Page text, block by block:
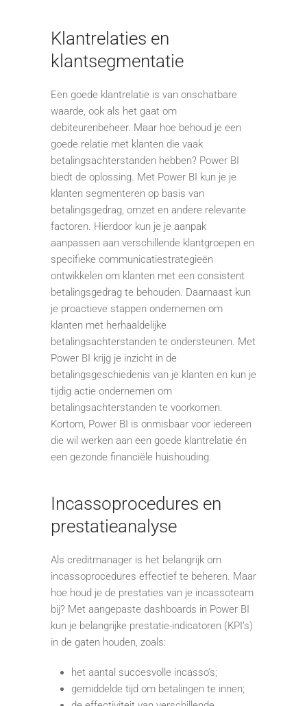
Klantrelaties en
klantsegmentatie
Een goede klantrelatie is van onschatbare
waarde, ook als het gaat om
debiteurenbeheer. Maar hoe behoud je een
goede relatie met klanten die vaak
betalingsachterstanden hebben? Power BI
biedt de oplossing. Met Power BI kun je je
klanten segmenteren op basis van
betalingsgedrag, omzet en andere relevante
factoren. Hierdoor kun je je aanpak
aanpassen aan verschillende klantgroepen en
specifieke communicatiestrategieën
ontwikkelen om klanten met een consistent
betalingsgedrag te behouden. Daarnaast kun
je proactieve stappen ondernemen om
klanten met herhaaldelijke
betalingsachterstanden te ondersteunen. Met
Power BI krijg je inzicht in de
betalingsgeschiedenis van je klanten en kun je
tijdig actie ondernemen om
betalingsachterstanden te voorkomen.
Kortom, Power BI is onmisbaar voor iedereen
die wil werken aan een goede klantrelatie én
een gezonde financiële huishouding.
Incassoprocedures en
prestatieanalyse
Als creditmanager is het belangrijk om
incassoprocedures effectief te beheren. Maar
hoe houd je de prestaties van je incassoteam
bij? Met aangepaste dashboards in Power BI
kun je belangrijke prestatie-indicatoren (KPI’s)
in de gaten houden, zoals:
het aantal succesvolle incasso’s;
gemiddelde tijd om betalingen te innen;